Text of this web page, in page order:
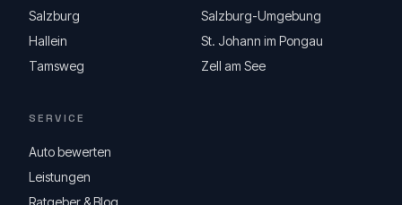
Salzburg
Salzburg-Umgebung
Hallein
St. Johann im Pongau
Tamsweg
Zell am See
SERVICE
Auto bewerten
Leistungen